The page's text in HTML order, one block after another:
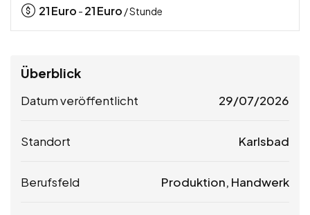
21Euro - 21Euro / Stunde
Überblick
Datum veröffentlicht 29/07/2026
Standort Karlsbad
Berufsfeld Produktion, Handwerk